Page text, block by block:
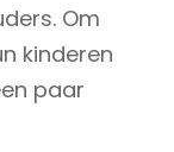
Om
kinderen
paar